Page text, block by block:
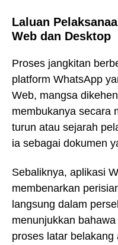
Laluan
Web dan Desktop
Proses jangkitan
platform WhatsApp
Web, mangsa
membukanya secara
turun atau sejarah
ia sebagai dokumen
Sebaliknya, aplikasi
membenarkan
langsung dalam
menunjukkan
proses latar